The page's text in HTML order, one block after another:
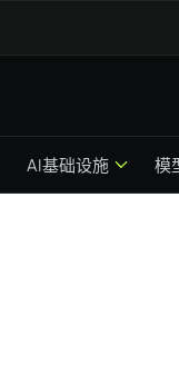
AI基础设施 模